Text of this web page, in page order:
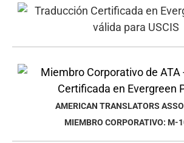
AMERICAN TRANSLATORS
MIEMBRO CORPORATIVO: M-